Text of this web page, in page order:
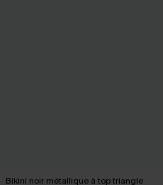
Bikini noir métallique à top triangle